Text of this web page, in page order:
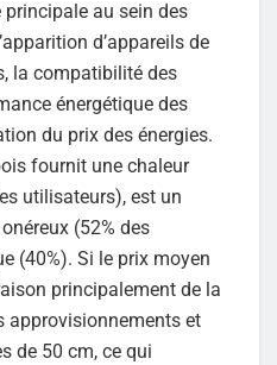
principale au sein des
d’appareils de
la compatibilité des
énergétique des
du prix des énergies.
fournit une chaleur
utilisateurs), est un
(52% des
(40%). Si le prix moyen
principalement de la
approvisionnements et
de 50 cm, ce qui